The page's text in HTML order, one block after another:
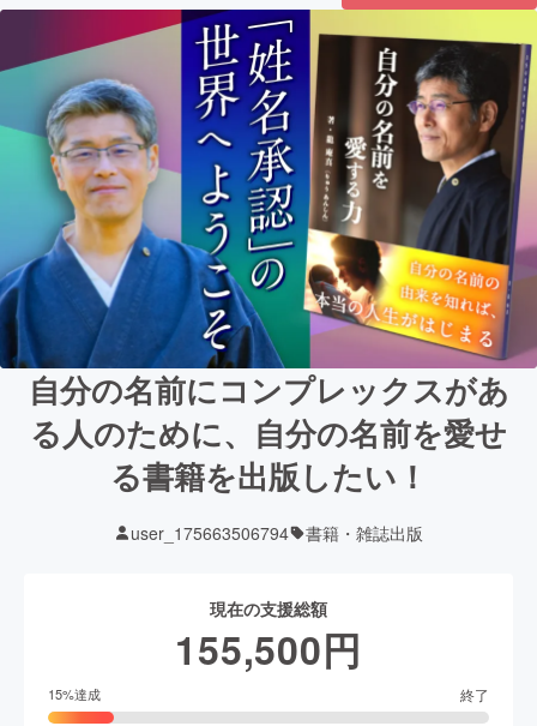
自分の名前にコンプレックスがあ
る人のために、自分の名前を愛せ
る書籍を出版したい！
user_175663506794 書籍・雑誌出版
現在の支援総額
155,500円
15%達成 終了